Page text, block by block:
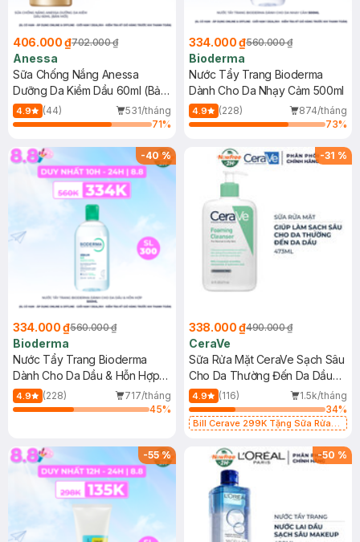
406.000 ₫702.000 ₫
Anessa
Sữa Chống Nắng Anessa
Dưỡng Da Kiềm Dầu 60ml (Bản
Mới)
4.9 (44)
531/tháng
71%
334.000 ₫560.000 ₫
Bioderma
Nước Tẩy Trang Bioderma
Dành Cho Da Nhạy Cảm 500ml
4.9 (228)
874/tháng
73%
-40%
334.000 ₫560.000 ₫
Bioderma
Nước Tẩy Trang Bioderma
Dành Cho Da Dầu & Hỗn Hợp
500ml
4.9 (228)
717/tháng
45%
-31 %
338.000 ₫490.000 ₫
CeraVe
Sữa Rửa Mặt CeraVe Sạch Sâu
Cho Da Thường Đến Da Dầu
473ml
4.9 (116)
1.5k/tháng
34%
Bill Cerave 299K Tặng Sữa Rửa
-55% -50 %